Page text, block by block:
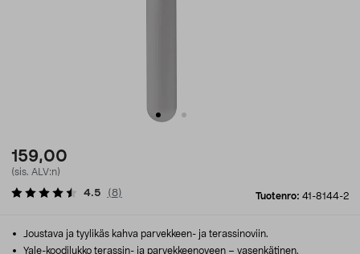
159,00
(sis. ALV:n)
Tuotenro: 41-8144-2
4.5 (8)
Joustava ja tyylikäs kahva parvekkeen- ja terassinoviin.
Yale-koodilukko terassin- ja parvekkeenoveen – vasenkätinen.